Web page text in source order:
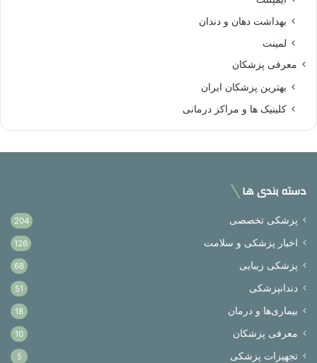
بهداشت دهان و دندان
لمینت
معرفی پزشکان
بهترین پزشکان ایران
کلینیک ها و مراکز درمانی
دسته بندی ها
پزشکی تخصصی 204
اخبار پزشکی و سلامت 126
پزشکی زیبایی 68
دندانپزشکی 51
بیماری‌ها و درمان 18
معرفی پزشکان 10
تجهیزات پزشکی 5